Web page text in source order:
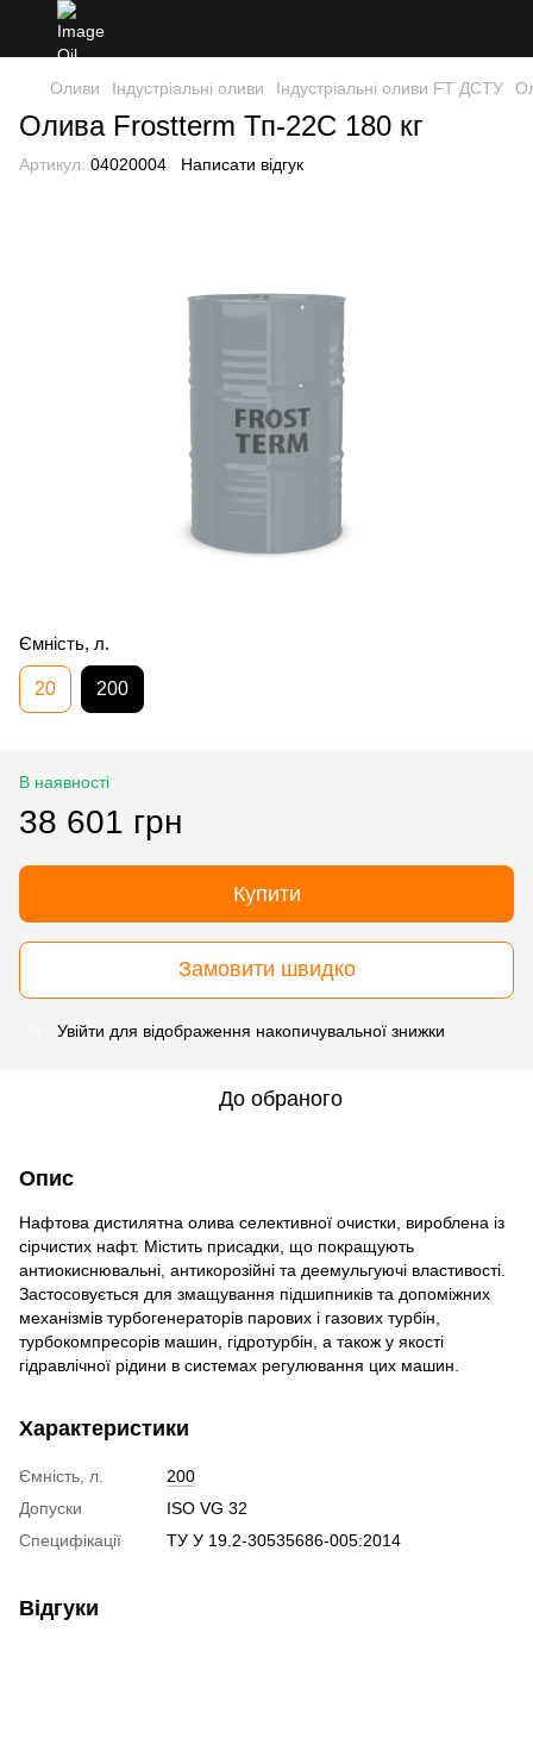
Оливи Індустріальні оливи Індустріальні оливи FT ДСТУ
Олива Frostterm Тп-22С 180 кг
Артикул: 04020004 Написати відгук
Ємність, л.
20 200
В наявності
38 601 грн
Купити
Замовити швидко
Увійти для відображення накопичувальної знижки
До обраного
Опис
Нафтова дистилятна олива селективної очистки, вироблена із
сірчистих нафт. Містить присадки, що покращують
антиокиснювальні, антикорозійні та деемульгуючі властивості.
Застосовується для змащування підшипників та допоміжних
механізмів турбогенераторів парових і газових турбін,
турбокомпресорів машин, гідротурбін, а також у якості
гідравлічної рідини в системах регулювання цих машин.
Характеристики
Ємність, л.
200
Допуски
ISO VG 32
Специфікації
ТУ У 19.2-30535686-005:2014
Відгуки